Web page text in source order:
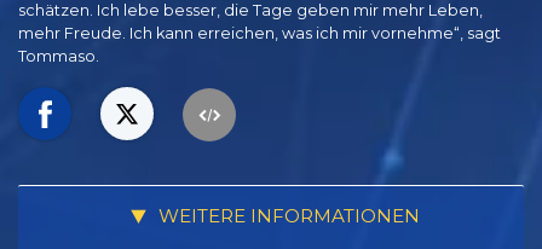
schätzen. Ich lebe besser, die Tage geben mir mehr Leben,
mehr Freude. Ich kann erreichen, was ich mir vornehme“, sagt
Tommaso.
WEITERE INFORMATIONEN